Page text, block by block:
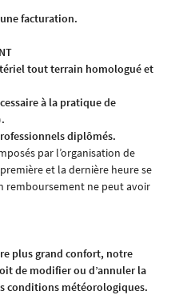
facturation.
tout terrain homologué et
à la pratique de
diplômés.
par l’organisation de
et la dernière heure se
remboursement ne peut avoir
plus grand confort, notre
de modifier ou d’annuler la
conditions météorologiques.